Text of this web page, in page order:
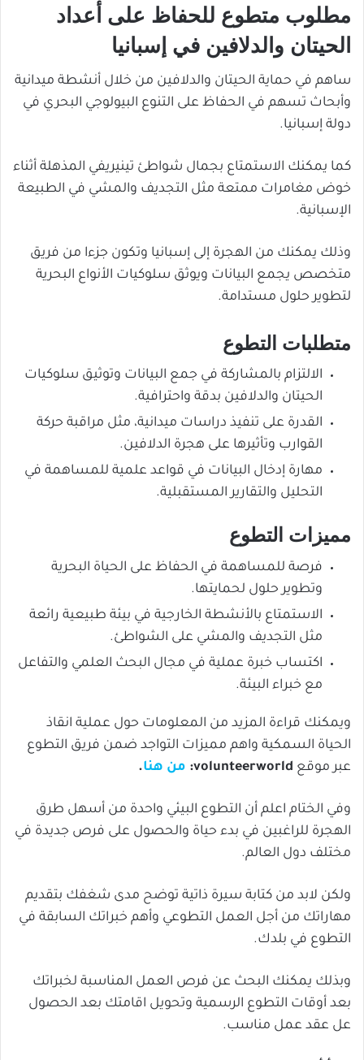
مطلوب متطوع للحفاظ على أعداد
الحيتان والدلافين في إسبانيا
ساهم في حماية الحيتان والدلافين من خلال أنشطة ميدانية
وأبحاث تسهم في الحفاظ على التنوع البيولوجي البحري في
دولة إسبانيا.
كما يمكنك الاستمتاع بجمال شواطئ تينيريفي المذهلة أثناء
خوض مغامرات ممتعة مثل التجديف والمشي في الطبيعة
الإسبانية.
وذلك يمكنك من الهجرة إلى إسبانيا وتكون جزءا من فريق
متخصص يجمع البيانات ويوثق سلوكيات الأنواع البحرية
لتطوير حلول مستدامة.
متطلبات التطوع
الالتزام بالمشاركة في جمع البيانات وتوثيق سلوكيات
الحيتان والدلافين بدقة واحترافية.
القدرة على تنفيذ دراسات ميدانية، مثل مراقبة حركة
القوارب وتأثيرها على هجرة الدلافين.
مهارة إدخال البيانات في قواعد علمية للمساهمة في
التحليل والتقارير المستقبلية.
مميزات التطوع
فرصة للمساهمة في الحفاظ على الحياة البحرية
وتطوير حلول لحمايتها.
الاستمتاع بالأنشطة الخارجية في بيئة طبيعية رائعة
مثل التجديف والمشي على الشواطئ.
اكتساب خبرة عملية في مجال البحث العلمي والتفاعل
مع خبراء البيئة.
ويمكنك قراءة المزيد من المعلومات حول عملية انقاذ
الحياة السمكية واهم مميزات التواجد ضمن فريق التطوع
عبر موقع volunteerworld: من هنا.
وفي الختام اعلم أن التطوع البيئي واحدة من أسهل طرق
الهجرة للراغبين في بدء حياة والحصول على فرص جديدة في
مختلف دول العالم.
ولكن لابد من كتابة سيرة ذاتية توضح مدى شغفك بتقديم
مهاراتك من أجل العمل التطوعي وأهم خبراتك السابقة في
التطوع في بلدك.
وبذلك يمكنك البحث عن فرص العمل المناسبة لخبراتك
بعد أوقات التطوع الرسمية وتحويل اقامتك بعد الحصول
عل عقد عمل مناسب.